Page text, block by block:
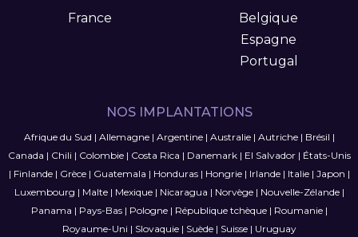
France
Belgique
Espagne
Portugal
NOS IMPLANTATIONS
Afrique du Sud | Allemagne| Argentine| Australie| Autriche| Brésil |
Canada | Chili | Colombie| Costa Rica | Danemark| El Salvador| États-Unis
| Finlande| Grèce| Guatemala | Honduras| Hongrie| Irlande| Italie| Japon |
Luxembourg | Malte| Mexique| Nicaragua | Norvège| Nouvelle-Zélande|
Panama | Pays-Bas| Pologne| République tchèque| Roumanie|
Royaume-Uni | Slovaquie| Suède| Suisse| Uruguay